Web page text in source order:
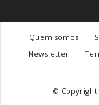
Quem somos
Newsletter
© Copyright